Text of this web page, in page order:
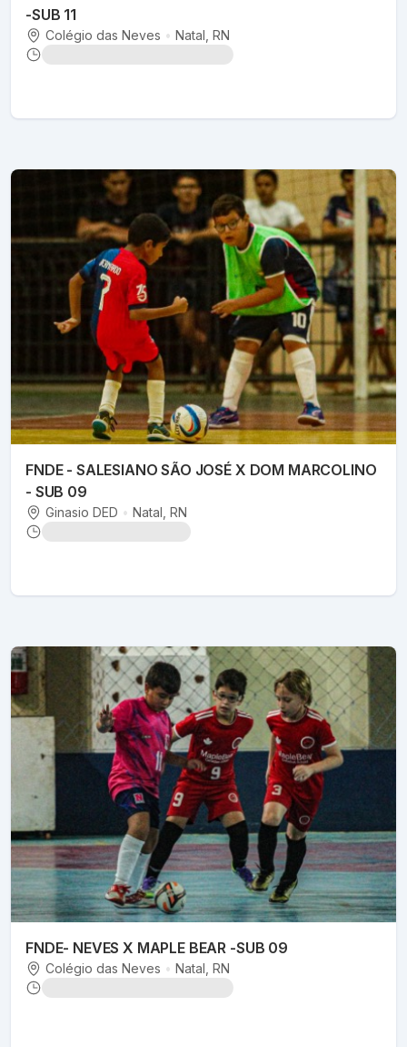
-SUB 11
Colégio das Neves • Natal , RN
FNDE - SALESIANO SÃO JOSÉ X DOM MARCOLINO
- SUB 09
Ginasio DED • Natal , RN
FNDE- NEVES X MAPLE BEAR -SUB 09
Colégio das Neves • Natal , RN